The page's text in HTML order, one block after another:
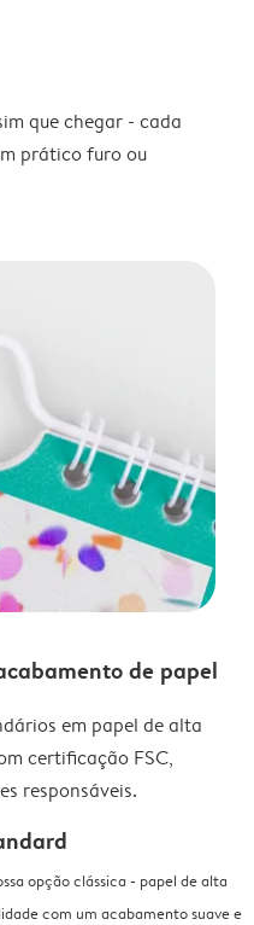
que chegar - cada
prático furo ou
de papel
em papel de alta
certificação FSC,
responsáveis.
opção clássica - papel de alta
com um acabamento suave e